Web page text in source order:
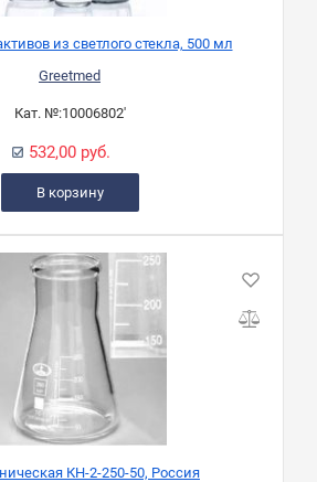
из светлого стекла, 500 мл
Greetmed
Кат. №:10006802'
532,00 руб.
В корзину
КН-2-250-50, Россия